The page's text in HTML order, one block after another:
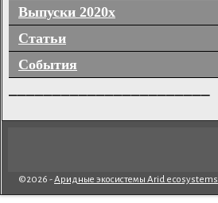
Выпуски 2020х
Статьи
События
©2026 -Аридные экосистемы Arid ecosystems